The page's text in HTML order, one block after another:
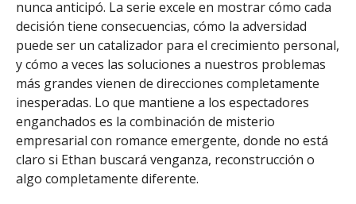
nunca anticipó. La serie excele en mostrar cómo cada
decisión tiene consecuencias, cómo la adversidad
puede ser un catalizador para el crecimiento personal,
y cómo a veces las soluciones a nuestros problemas
más grandes vienen de direcciones completamente
inesperadas. Lo que mantiene a los espectadores
enganchados es la combinación de misterio
empresarial con romance emergente, donde no está
claro si Ethan buscará venganza, reconstrucción o
algo completamente diferente.